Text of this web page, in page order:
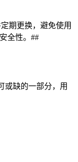
期更换，避免使用
全性。##
或缺的一部分，用